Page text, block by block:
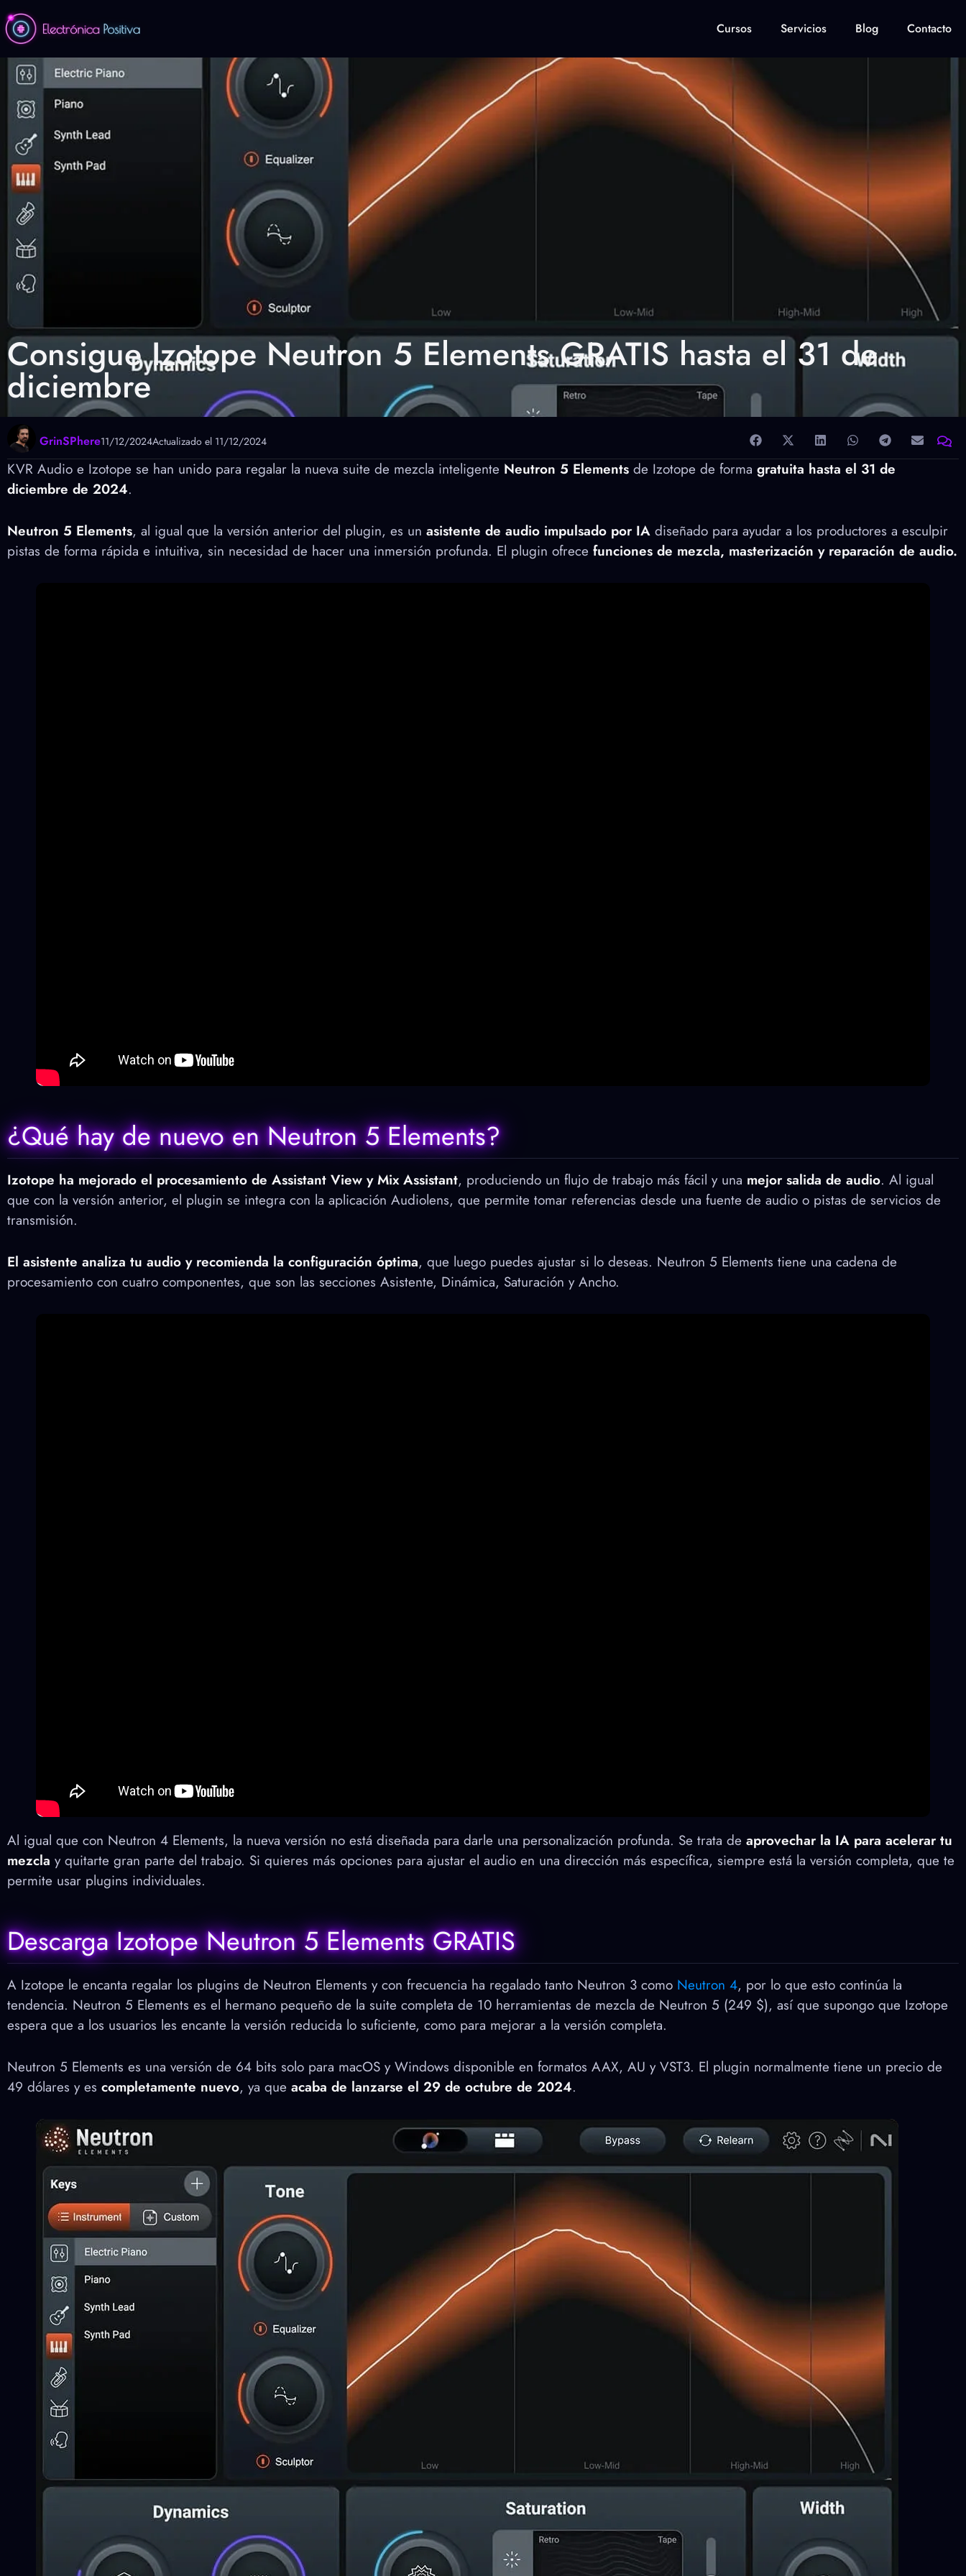
Cursos Servicios Blog Contacto
Consigue Izotope Neutron 5 Elements GRATIS hasta el 31 de
diciembre
GrinSPhere11/12/2024Actualizado el 11/12/2024
KVR Audio e Izotope se han unido para regalar la nueva suite de mezcla inteligente Neutron 5 Elements de Izotope de forma gratuita hasta el 31 de
diciembre de 2024.
Neutron 5 Elements, al igual que la versión anterior del plugin, es un asistente de audio impulsado por IA diseñado para ayudar a los productores a esculpir
pistas de forma rápida e intuitiva, sin necesidad de hacer una inmersión profunda. El plugin ofrece funciones de mezcla, masterización y reparación de audio.
¿Qué hay de nuevo en Neutron 5 Elements?
Izotope ha mejorado el procesamiento de Assistant View y Mix Assistant, produciendo un flujo de trabajo más fácil y una mejor salida de audio. Al igual
que con la versión anterior, el plugin se integra con la aplicación Audiolens, que permite tomar referencias desde una fuente de audio o pistas de servicios de
transmisión.
El asistente analiza tu audio y recomienda la configuración óptima, que luego puedes ajustar si lo deseas. Neutron 5 Elements tiene una cadena de
procesamiento con cuatro componentes, que son las secciones Asistente, Dinámica, Saturación y Ancho.
Al igual que con Neutron 4 Elements, la nueva versión no está diseñada para darle una personalización profunda. Se trata de aprovechar la IA para acelerar tu
mezcla y quitarte gran parte del trabajo. Si quieres más opciones para ajustar el audio en una dirección más específica, siempre está la versión completa, que te
permite usar plugins individuales.
Descarga Izotope Neutron 5 Elements GRATIS
A Izotope le encanta regalar los plugins de Neutron Elements y con frecuencia ha regalado tanto Neutron 3 como Neutron 4, por lo que esto continúa la
tendencia. Neutron 5 Elements es el hermano pequeño de la suite completa de 10 herramientas de mezcla de Neutron 5 (249 $), así que supongo que Izotope
espera que a los usuarios les encante la versión reducida lo suficiente, como para mejorar a la versión completa.
Neutron 5 Elements es una versión de 64 bits solo para macOS y Windows disponible en formatos AAX, AU y VST3. El plugin normalmente tiene un precio de
49 dólares y es completamente nuevo, ya que acaba de lanzarse el 29 de octubre de 2024.